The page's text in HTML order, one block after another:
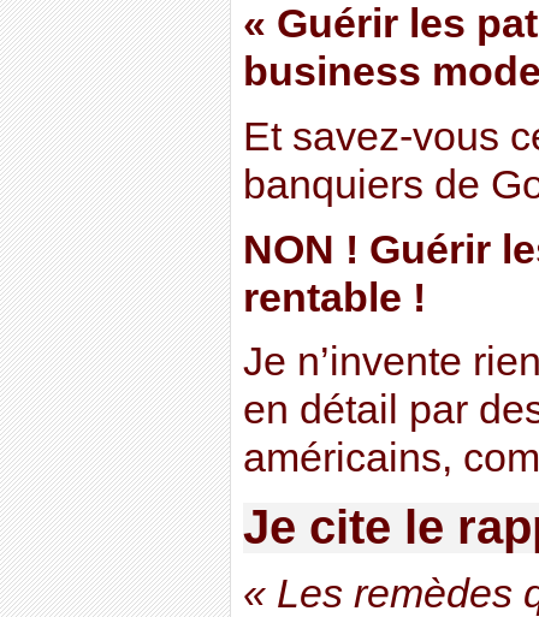
« Guérir les
business
Et savez-vous
banquiers de
NON ! Guérir
rentable !
Je n’invente
en détail par
américains,
Je cite le
« Les remèdes